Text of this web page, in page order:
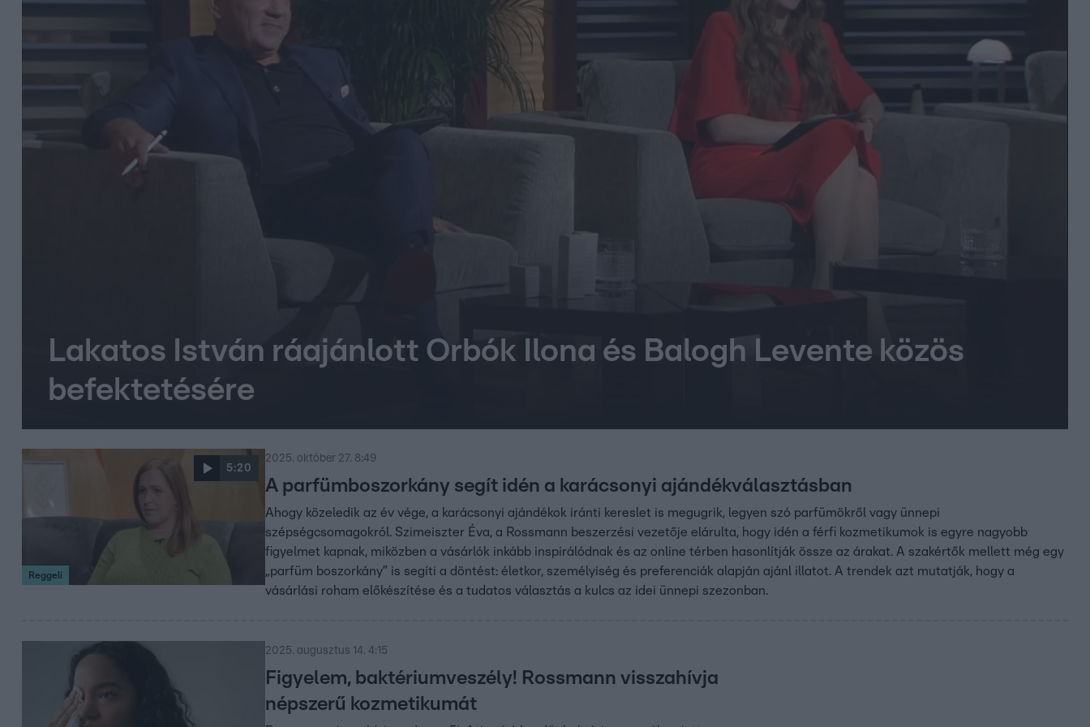
Lakatos István ráajánlott Orbók Ilona és Balogh Levente közös
befektetésére
5:20
Reggeli
2025. október 27. 8:49
A parfümboszorkány segít idén a karácsonyi ajándékválasztásban
Ahogy közeledik az év vége, a karácsonyi ajándékok iránti kereslet is megugrik, legyen szó parfümökről vagy ünnepi
szépségcsomagokról. Szimeiszter Éva, a Rossmann beszerzési vezetője elárulta, hogy idén a férfi kozmetikumok is egyre nagyobb
figyelmet kapnak, miközben a vásárlók inkább inspirálódnak és az online térben hasonlítják össze az árakat. A szakértők mellett még egy
„parfüm boszorkány” is segíti a döntést: életkor, személyiség és preferenciák alapján ajánl illatot. A trendek azt mutatják, hogy a
vásárlási roham előkészítése és a tudatos választás a kulcs az idei ünnepi szezonban.
2025. augusztus 14. 4:15
Figyelem, baktériumveszély! Rossmann visszahívja
népszerű kozmetikumát